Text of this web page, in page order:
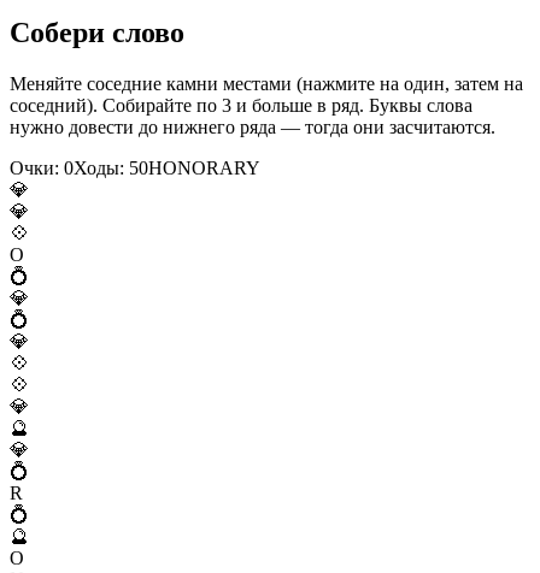
Собери слово
Меняйте соседние камни местами (нажмите на один, затем на
соседний). Собирайте по 3 и больше в ряд. Буквы слова
нужно довести до нижнего ряда — тогда они засчитаются.
Очки: 0Ходы: 50HONORARY
💎
💎
💠
O
💍
💎
💍
💎
💠
💠
💎
🔮
💎
💍
R
💍
🔮
O